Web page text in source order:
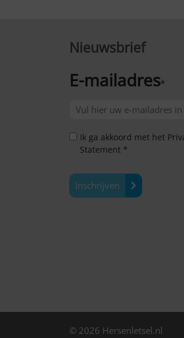
Nieuwsbrief
E-mailadres*
Ik ga akkoord met het
Statement *
Inschrijven
© 2026 Hersenletsel.nl